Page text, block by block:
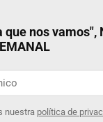
que nos vamos",
nuestra política de